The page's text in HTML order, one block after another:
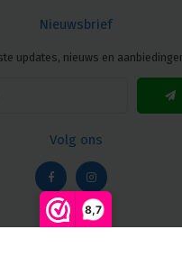
8,7
Nieuwsbrief
updates, nieuws en
Volg ons